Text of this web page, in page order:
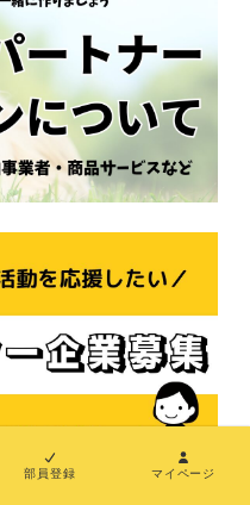
部員登録 マイページ